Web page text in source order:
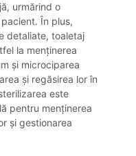
urmărind o
În plus,
detaliate, toaletaj
la menținerea
și microciparea
și regăsirea lor în
este
pentru menținerea
și gestionarea